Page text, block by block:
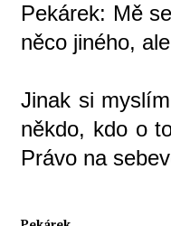
Pekárek: Mě
něco jiného,
Jinak si
někdo, kdo o
Právo na